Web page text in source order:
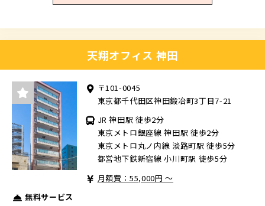
天翔オフィス 神田
〒101-0045
東京都千代田区神田鍛冶町3丁目7-21
JR 神田駅 徒歩2分
東京メトロ銀座線 神田駅 徒歩2分
東京メトロ丸ノ内線 淡路町駅 徒歩5分
都営地下鉄新宿線 小川町駅 徒歩5分
月額費：55,000円 ～
無料サービス